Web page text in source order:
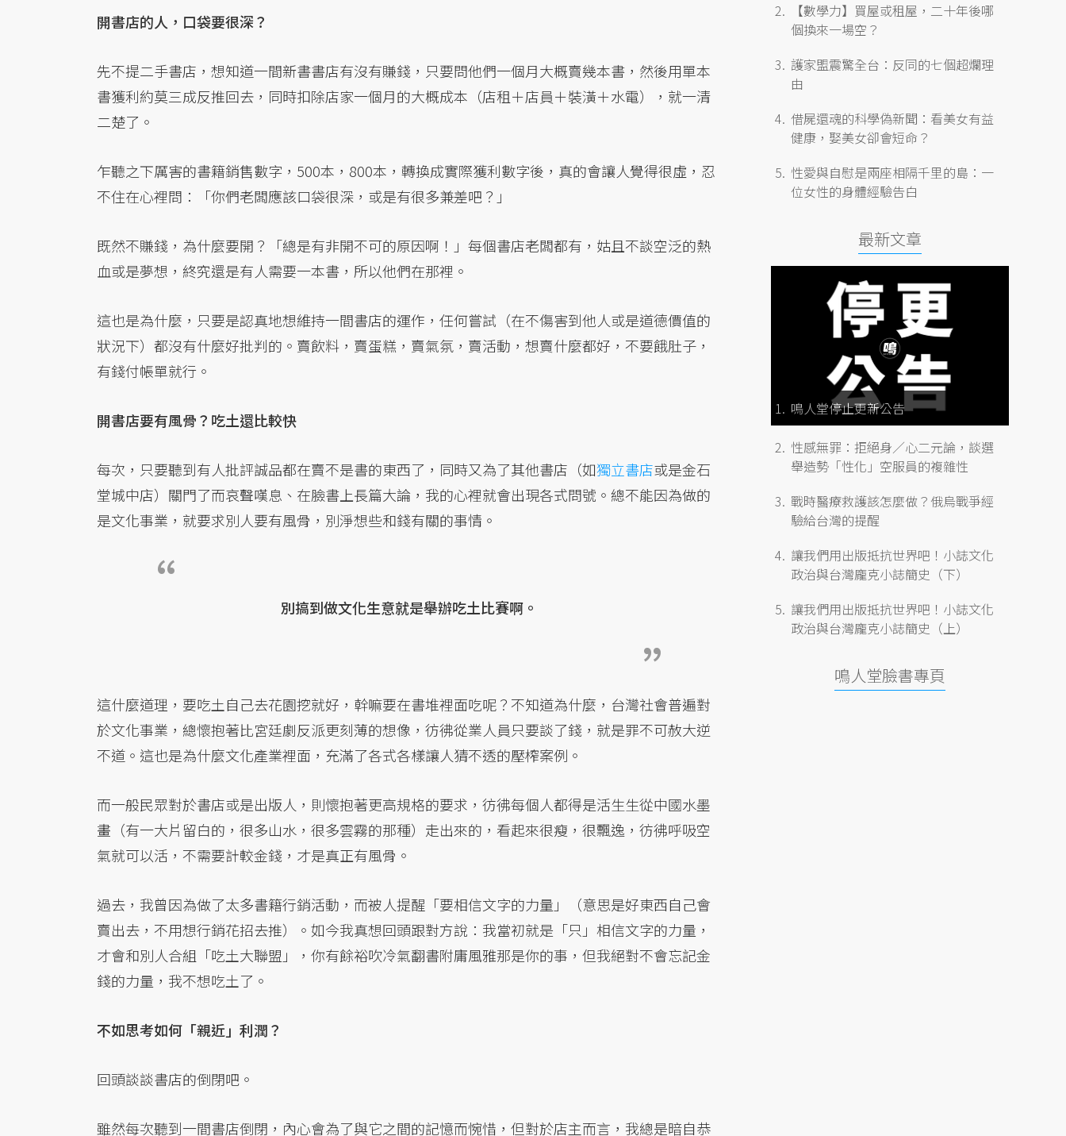
開書店的人，口袋要很深？
先不提二手書店，想知道一間新書書店有沒有賺錢，只要問他們一個月大概賣幾本書，然後用單本
書獲利約莫三成反推回去，同時扣除店家一個月的大概成本（店租＋店員＋裝潢＋水電），就一清
二楚了。
乍聽之下厲害的書籍銷售數字，500本，800本，轉換成實際獲利數字後，真的會讓人覺得很虛，忍
不住在心裡問：「你們老闆應該口袋很深，或是有很多兼差吧？」
既然不賺錢，為什麼要開？「總是有非開不可的原因啊！」每個書店老闆都有，姑且不談空泛的熱
血或是夢想，終究還是有人需要一本書，所以他們在那裡。
這也是為什麼，只要是認真地想維持一間書店的運作，任何嘗試（在不傷害到他人或是道德價值的
狀況下）都沒有什麼好批判的。賣飲料，賣蛋糕，賣氣氛，賣活動，想賣什麼都好，不要餓肚子，
有錢付帳單就行。
開書店要有風骨？吃土還比較快
每次，只要聽到有人批評誠品都在賣不是書的東西了，同時又為了其他書店（如獨立書店或是金石
堂城中店）關門了而哀聲嘆息、在臉書上長篇大論，我的心裡就會出現各式問號。總不能因為做的
是文化事業，就要求別人要有風骨，別淨想些和錢有關的事情。
別搞到做文化生意就是舉辦吃土比賽啊。
這什麼道理，要吃土自己去花園挖就好，幹嘛要在書堆裡面吃呢？不知道為什麼，台灣社會普遍對
於文化事業，總懷抱著比宮廷劇反派更刻薄的想像，彷彿從業人員只要談了錢，就是罪不可赦大逆
不道。這也是為什麼文化產業裡面，充滿了各式各樣讓人猜不透的壓榨案例。
而一般民眾對於書店或是出版人，則懷抱著更高規格的要求，彷彿每個人都得是活生生從中國水墨
畫（有一大片留白的，很多山水，很多雲霧的那種）走出來的，看起來很瘦，很飄逸，彷彿呼吸空
氣就可以活，不需要計較金錢，才是真正有風骨。
過去，我曾因為做了太多書籍行銷活動，而被人提醒「要相信文字的力量」（意思是好東西自己會
賣出去，不用想行銷花招去推）。如今我真想回頭跟對方說：我當初就是「只」相信文字的力量，
才會和別人合組「吃土大聯盟」，你有餘裕吹冷氣翻書附庸風雅那是你的事，但我絕對不會忘記金
錢的力量，我不想吃土了。
不如思考如何「親近」利潤？
回頭談談書店的倒閉吧。
雖然每次聽到一間書店倒閉，內心會為了與它之間的記憶而惋惜，但對於店主而言，我總是暗自恭
【數學力】買屋或租屋，二十年後哪
個換來一場空？
護家盟震驚全台：反同的七個超爛理
由
借屍還魂的科學偽新聞：看美女有益
健康，娶美女卻會短命？
性愛與自慰是兩座相隔千里的島：一
位女性的身體經驗告白
最新文章
鳴人堂停止更新公告
性感無罪：拒絕身／心二元論，談選
舉造勢「性化」空服員的複雜性
戰時醫療救護該怎麼做？俄烏戰爭經
驗給台灣的提醒
讓我們用出版抵抗世界吧！小誌文化
政治與台灣龐克小誌簡史（下）
讓我們用出版抵抗世界吧！小誌文化
政治與台灣龐克小誌簡史（上）
鳴人堂臉書專頁